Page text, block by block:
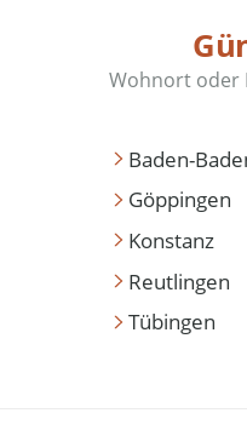
Baden-
Göppingen
Konstanz
Reutlingen
Tübingen